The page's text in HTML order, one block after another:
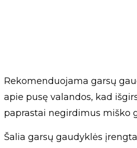
Rekomenduojama garsų
apie pusę valandos, kad
paprastai negirdimus miško
Šalia garsų gaudyklės